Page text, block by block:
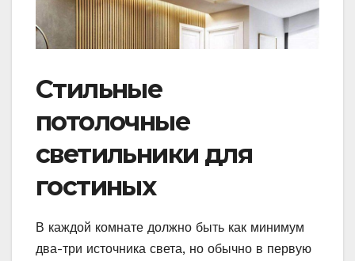
Стильные
потолочные
светильники для
гостиных
В каждой комнате должно быть как минимум
два-три источника света, но обычно в первую